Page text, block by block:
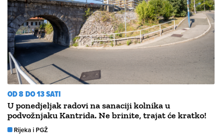
OD 8 DO 13 SATI
U ponedjeljak radovi na sanaciji kolnika u
podvožnjaku Kantrida. Ne brinite, trajat će kratko!
Rijeka i PGŽ